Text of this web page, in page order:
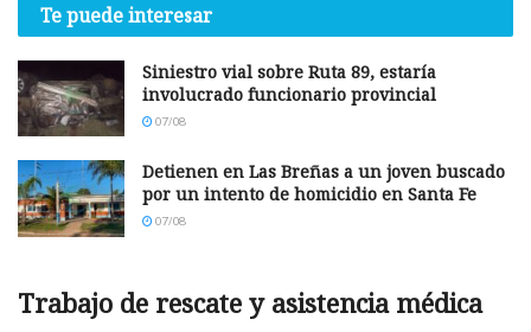
Te puede interesar
Siniestro vial sobre Ruta 89, estaría
involucrado funcionario provincial
07/08
Detienen en Las Breñas a un joven buscado
por un intento de homicidio en Santa Fe
07/08
Trabajo de rescate y asistencia médica